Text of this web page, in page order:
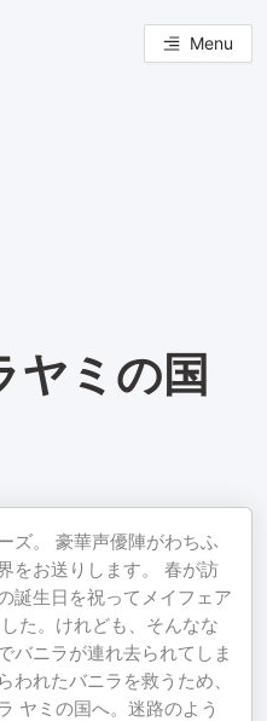
Menu
ヤミの国
ズ。 豪華声優陣がわちふ
をお送りします。 春が訪
誕生日を祝ってメイフェア
た。けれども、そんなな
バニラが連れ去られてしま
われたバニラを救うため、
ヤミの国へ。迷路のよう